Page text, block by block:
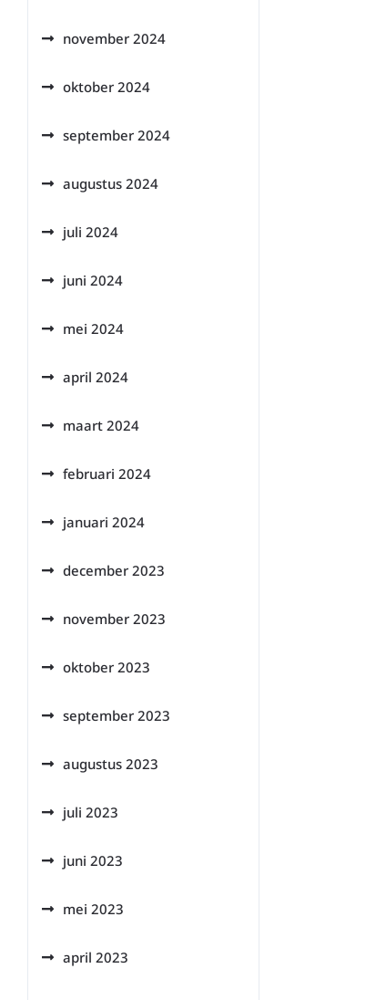
november 2024
oktober 2024
september 2024
augustus 2024
juli 2024
juni 2024
mei 2024
april 2024
maart 2024
februari 2024
januari 2024
december 2023
november 2023
oktober 2023
september 2023
augustus 2023
juli 2023
juni 2023
mei 2023
april 2023